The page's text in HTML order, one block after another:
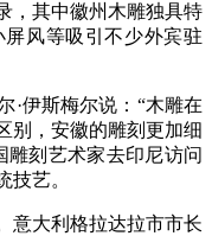
，其中徽州木雕独具特
风等吸引不少外宾驻
伊斯梅尔说：“木雕在
别，安徽的雕刻更加细
雕刻艺术家去印尼访问
技艺。
大利格拉达拉市市长